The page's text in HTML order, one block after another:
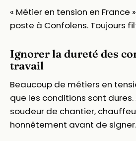
« Métier en tension en France
poste à Confolens. Toujours
Ignorer la dureté des
travail
Beaucoup de métiers en
que les conditions sont
soudeur de chantier,
honnêtement avant de signer.